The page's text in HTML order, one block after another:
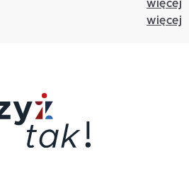
więcej
więcej